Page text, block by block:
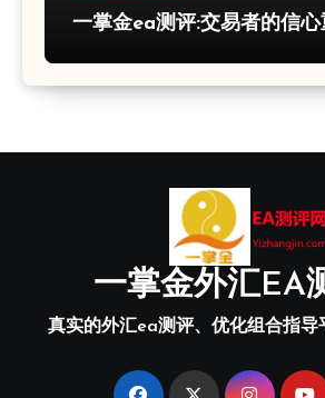
一掌金ea测评:交易者的信
一掌金外汇EA
真实的外汇ea测评、优化组合指导